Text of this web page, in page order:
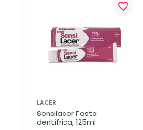
favorite_border
LACER
Sensilacer Pasta
dentífrica, 125ml